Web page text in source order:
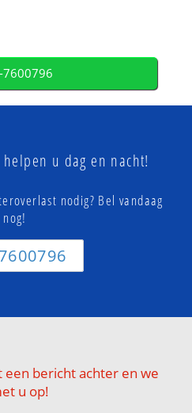
u dag en nacht!
nodig? Bel vandaag
nog!
een bericht achter en we
u op!